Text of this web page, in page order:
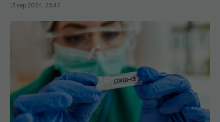
13 sep 2024, 23:47